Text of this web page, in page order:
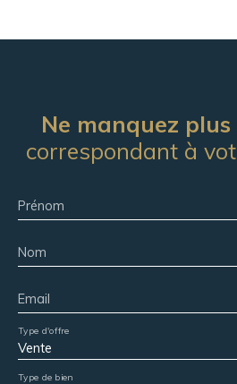
Ne manquez
correspondant à
Prénom
Nom
Email
Vente
Type d'offre
Type de bien